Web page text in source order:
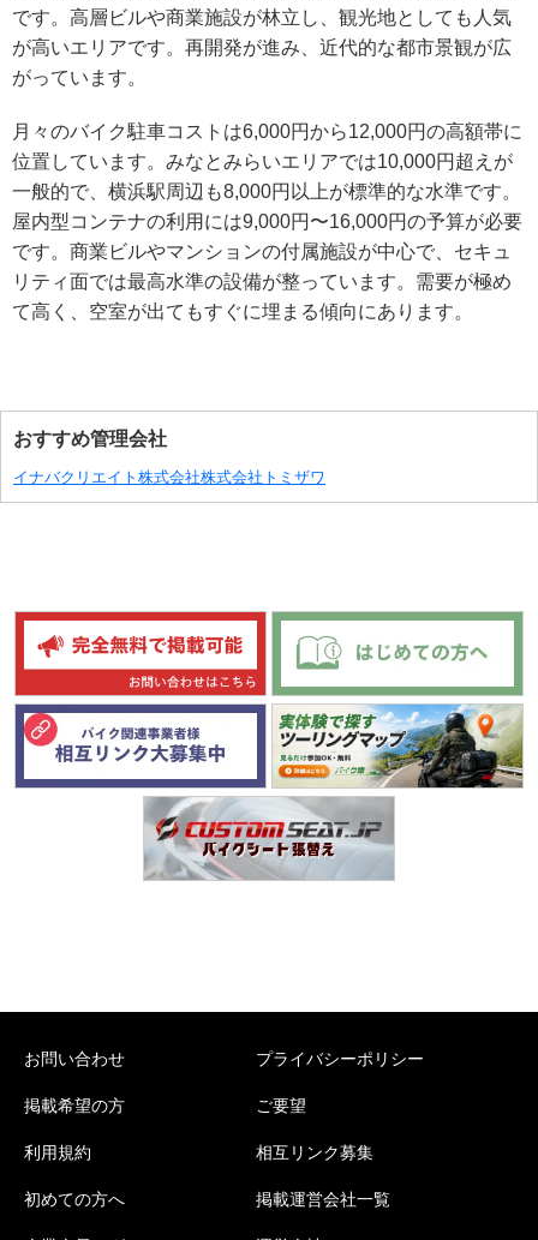
です。高層ビルや商業施設が林立し、観光地としても人気
が高いエリアです。再開発が進み、近代的な都市景観が広
がっています。
月々のバイク駐車コストは6,000円から12,000円の高額帯に
位置しています。みなとみらいエリアでは10,000円超えが
一般的で、横浜駅周辺も8,000円以上が標準的な水準です。
屋内型コンテナの利用には9,000円〜16,000円の予算が必要
です。商業ビルやマンションの付属施設が中心で、セキュ
リティ面では最高水準の設備が整っています。需要が極め
て高く、空室が出てもすぐに埋まる傾向にあります。
おすすめ管理会社
イナバクリエイト株式会社株式会社トミザワ
お問い合わせ プライバシーポリシー
掲載希望の方 ご要望
利用規約 相互リンク募集
初めての方へ 掲載運営会社一覧